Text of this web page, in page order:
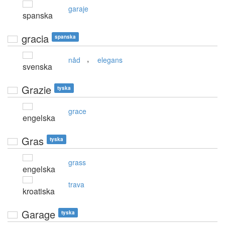
spanska
garaje
gracia spanska
svenska
nåd , elegans
Grazie tyska
engelska
grace
Gras tyska
engelska
grass
kroatiska
trava
Garage tyska